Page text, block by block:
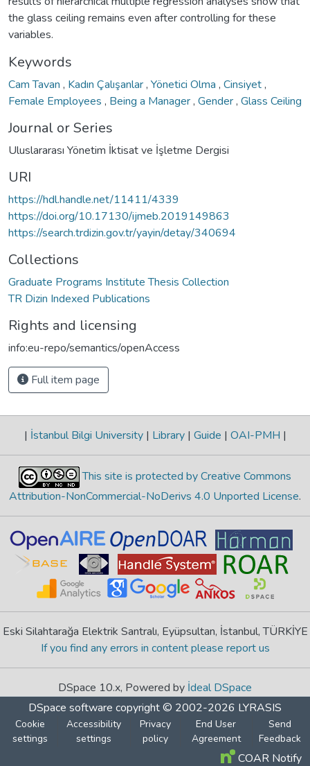
the glass ceiling remains even after controlling for these
variables.
Keywords
Cam Tavan , Kadın Çalışanlar, Yönetici Olma , Cinsiyet,
Female Employees , Being a Manager, Gender, Glass Ceiling
Journal or Series
Uluslararası Yönetim İktisat ve İşletme Dergisi
URI
https://hdl.handle.net/11411/4339
https://doi.org/10.17130/ijmeb.2019149863
https://search.trdizin.gov.tr/yayin/detay/340694
Collections
Graduate Programs Institute Thesis Collection
TR Dizin Indexed Publications
Rights and licensing
info:eu-repo/semantics/openAccess
Full item page
| İstanbul Bilgi University | Library | Guide | OAI-PMH |
This site is protected by Creative Commons
Attribution-NonCommercial-NoDerivs 4.0 Unported License.
Eski Silahtarağa Elektrik Santralı, Eyüpsultan, İstanbul, TÜRKİYE
If you find any errors in content please report us
DSpace 10.x, Powered by İdeal DSpace
DSpace software copyright © 2002-2026 LYRASIS
Cookie
settings
Accessibility
settings
Privacy
policy
End User
Agreement
Send
Feedback
COAR Notify